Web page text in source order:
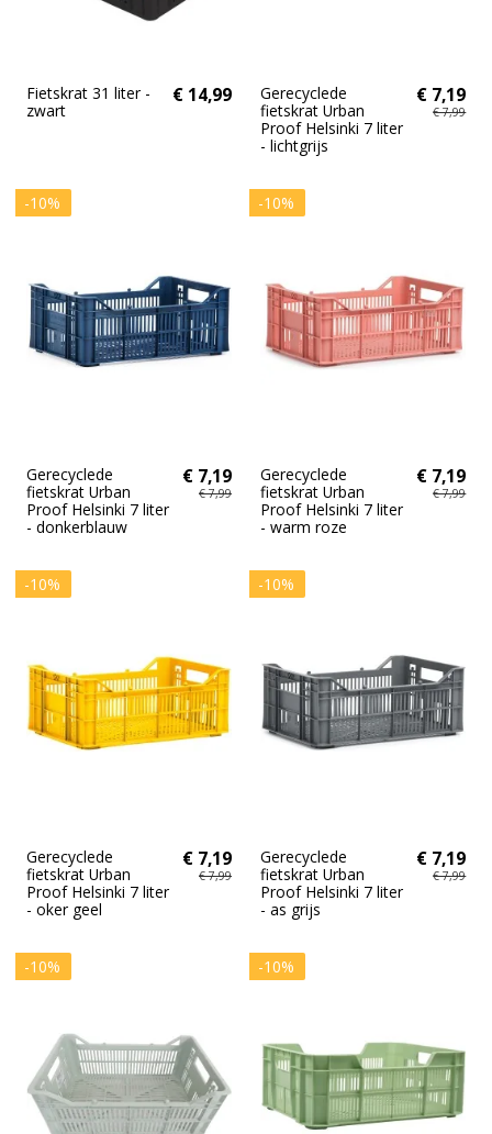
Fietskrat 31 liter -
zwart
€ 14,99
Gerecyclede
fietskrat Urban
Proof Helsinki 7 liter
- lichtgrijs
€ 7,19
€ 7,99
-10%
Gerecyclede
fietskrat Urban
Proof Helsinki 7 liter
- donkerblauw
€ 7,19
€ 7,99
-10%
Gerecyclede
fietskrat Urban
Proof Helsinki 7 liter
- warm roze
€ 7,19
€ 7,99
-10%
Gerecyclede
fietskrat Urban
Proof Helsinki 7 liter
- oker geel
€ 7,19
€ 7,99
-10%
Gerecyclede
fietskrat Urban
Proof Helsinki 7 liter
- as grijs
€ 7,19
€ 7,99
-10% -10%